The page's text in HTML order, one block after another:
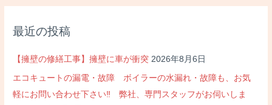
最近の投稿
【擁壁の修繕工事】擁壁に車が衝突 2026年8月6日
エコキュートの漏電・故障 ボイラーの水漏れ・故障も、お気
軽にお問い合わせ下さい‼ 弊社、専門スタッフがお伺いしま
ゲ
シ